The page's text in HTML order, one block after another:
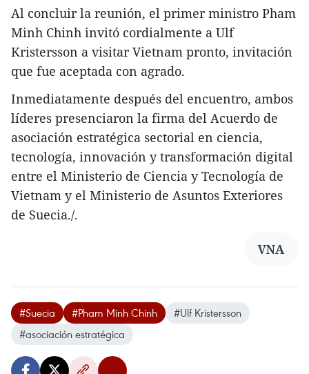
Al concluir la reunión, el primer ministro Pham
Minh Chinh invitó cordialmente a Ulf
Kristersson a visitar Vietnam pronto, invitación
que fue aceptada con agrado.
Inmediatamente después del encuentro, ambos
líderes presenciaron la firma del Acuerdo de
asociación estratégica sectorial en ciencia,
tecnología, innovación y transformación digital
entre el Ministerio de Ciencia y Tecnología de
Vietnam y el Ministerio de Asuntos Exteriores
de Suecia./.
VNA
#Suecia #Pham Minh Chinh
#Ulf Kristersson
#asociación estratégica